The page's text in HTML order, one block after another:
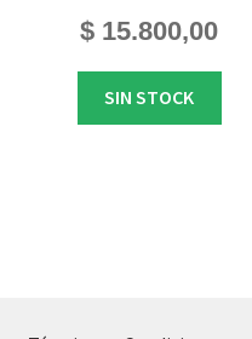
$ 15.800,00
SIN STOCK